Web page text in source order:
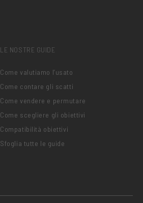
LE NOSTRE GUIDE
Come valutiamo l’usato
Come contare gli scatti
Come vendere e permutare
Come scegliere gli obiettivi
Compatibilità obiettivi
Sfoglia tutte le guide